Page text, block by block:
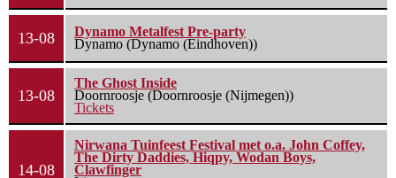
13-08
Dynamo Metalfest Pre-party
Dynamo (Dynamo (Eindhoven))
13-08
The Ghost Inside
Doornroosje (Doornroosje (Nijmegen))
Tickets
14-08
Nirwana Tuinfeest Festival met o.a. John Coffey,
The Dirty Daddies, Hiqpy, Wodan Boys,
Clawfinger